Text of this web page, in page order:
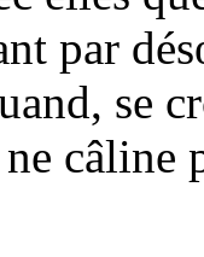
par
se
câline